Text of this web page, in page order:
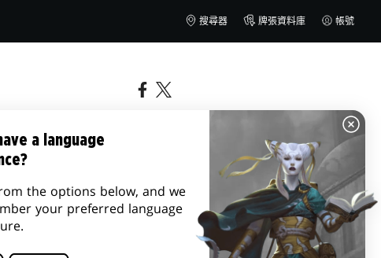
搜尋器 牌張資料庫 帳號
a language
the options below, and we
your preferred language